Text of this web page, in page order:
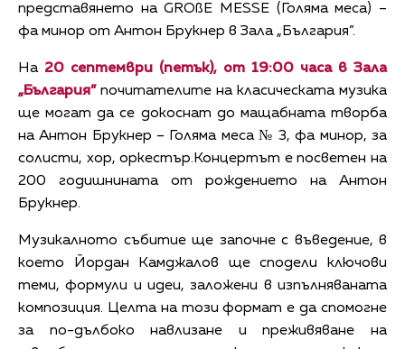
представянето на GROßE MESSE (Голяма меса) –
фа минор от Антон Брукнер в Зала „България”.
На20 септември (петък), от 19:00 часа в Зала
„България”почитателите на класическата музика
ще могат да се докоснат до мащабната творба
на Антон Брукнер – Голяма меса № 3, фа минор, за
солисти, хор, оркестър.Концертът е посветен на
200 годишнината от рождението на Антон
Брукнер.
Музикалното събитие ще започне с въведение, в
което Йордан Камджалов ще сподели ключови
теми, формули и идеи, заложени в изпълняваната
композиция. Целта на този формат е да спомогне
за по-дълбоко навлизане и преживяване на